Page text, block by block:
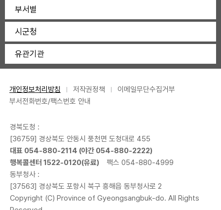
부서별
시군청
유관기관
개인정보처리방침 저작권정책
이메일무단수집거부
부서전화번호/팩스번호 안내
경북도청 :
[36759] 경상북도 안동시 풍천면 도청대로 455
대표 054-880-2114 (야간 054-880-2222)
행복콜센터 1522-0120(유료)
팩스 054-880-4999
동부청사 :
[37563] 경상북도 포항시 북구 흥해읍 동부청사로 2
Copyright (C) Province of Gyeongsangbuk-do. All Rights